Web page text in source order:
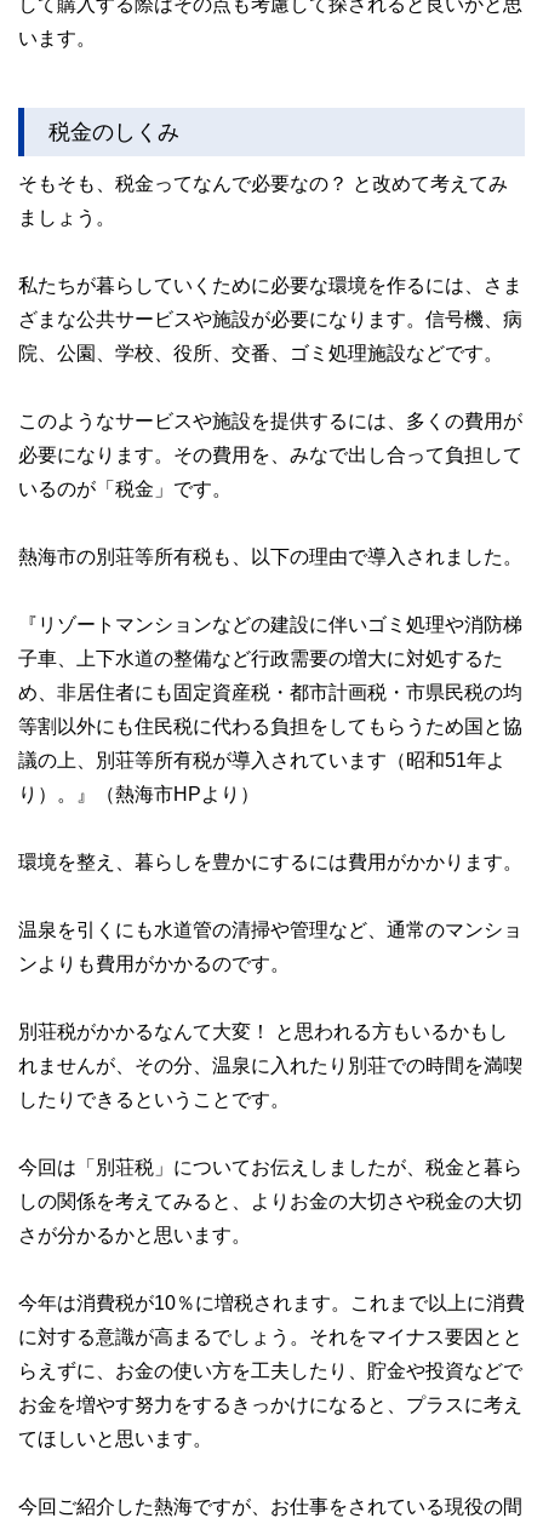
して購入する際はその点も考慮して探されると良いかと思
います。
税金のしくみ
そもそも、税金ってなんで必要なの？ と改めて考えてみ
ましょう。
私たちが暮らしていくために必要な環境を作るには、さま
ざまな公共サービスや施設が必要になります。信号機、病
院、公園、学校、役所、交番、ゴミ処理施設などです。
このようなサービスや施設を提供するには、多くの費用が
必要になります。その費用を、みなで出し合って負担して
いるのが「税金」です。
熱海市の別荘等所有税も、以下の理由で導入されました。
『リゾートマンションなどの建設に伴いゴミ処理や消防梯
子車、上下水道の整備など行政需要の増大に対処するた
め、非居住者にも固定資産税・都市計画税・市県民税の均
等割以外にも住民税に代わる負担をしてもらうため国と協
議の上、別荘等所有税が導入されています（昭和51年よ
り）。』（熱海市HPより）
環境を整え、暮らしを豊かにするには費用がかかります。
温泉を引くにも水道管の清掃や管理など、通常のマンショ
ンよりも費用がかかるのです。
別荘税がかかるなんて大変！ と思われる方もいるかもし
れませんが、その分、温泉に入れたり別荘での時間を満喫
したりできるということです。
今回は「別荘税」についてお伝えしましたが、税金と暮ら
しの関係を考えてみると、よりお金の大切さや税金の大切
さが分かるかと思います。
今年は消費税が10％に増税されます。これまで以上に消費
に対する意識が高まるでしょう。それをマイナス要因とと
らえずに、お金の使い方を工夫したり、貯金や投資などで
お金を増やす努力をするきっかけになると、プラスに考え
てほしいと思います。
今回ご紹介した熱海ですが、お仕事をされている現役の間